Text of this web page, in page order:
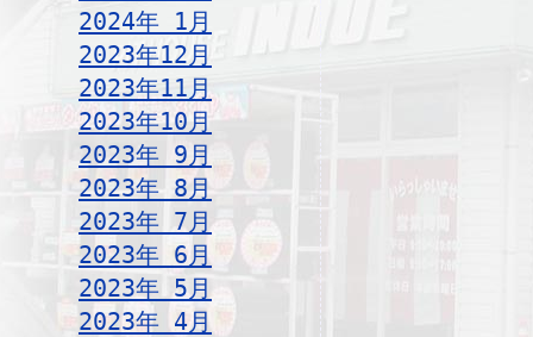
2024年 1月
2023年12月
2023年11月
2023年10月
2023年 9月
2023年 8月
2023年 7月
2023年 6月
2023年 5月
2023年 4月